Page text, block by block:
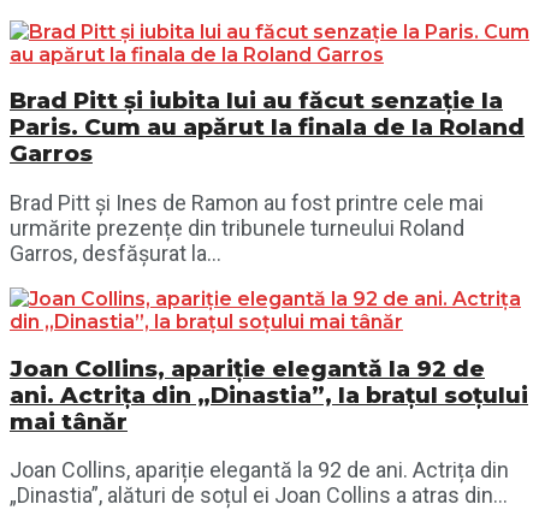
Brad Pitt și iubita lui au făcut senzație la
Paris. Cum au apărut la finala de la Roland
Garros
Brad Pitt și Ines de Ramon au fost printre cele mai
urmărite prezențe din tribunele turneului Roland
Garros, desfășurat la...
Joan Collins, apariție elegantă la 92 de
ani. Actrița din „Dinastia”, la brațul soțului
mai tânăr
Joan Collins, apariție elegantă la 92 de ani. Actrița din
„Dinastia”, alături de soțul ei Joan Collins a atras din...